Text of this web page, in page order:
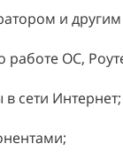
и
OC,
сети Интернет;